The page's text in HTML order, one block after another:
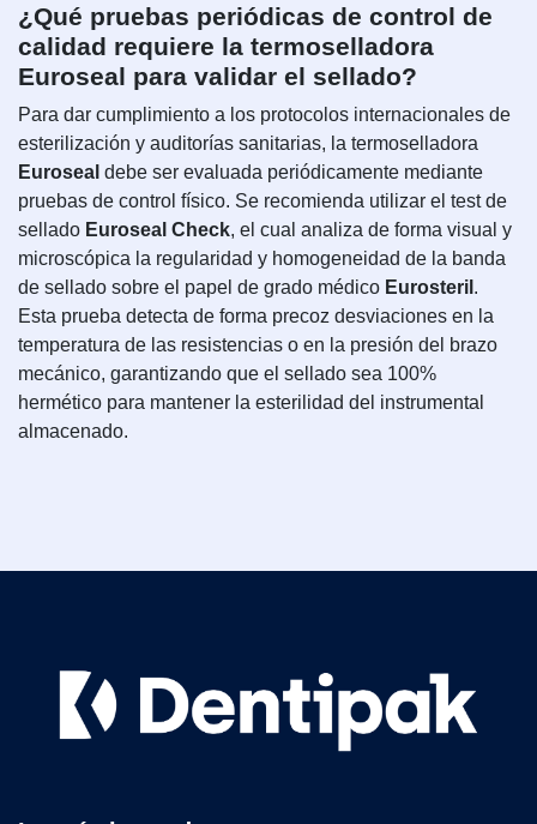
¿Qué pruebas periódicas de control de
calidad requiere la termoselladora
Euroseal para validar el sellado?
Para dar cumplimiento a los protocolos internacionales de
esterilización y auditorías sanitarias, la termoselladora
Euroseal debe ser evaluada periódicamente mediante
pruebas de control físico. Se recomienda utilizar el test de
sellado Euroseal Check, el cual analiza de forma visual y
microscópica la regularidad y homogeneidad de la banda
de sellado sobre el papel de grado médico Eurosteril .
Esta prueba detecta de forma precoz desviaciones en la
temperatura de las resistencias o en la presión del brazo
mecánico, garantizando que el sellado sea 100%
hermético para mantener la esterilidad del instrumental
almacenado.